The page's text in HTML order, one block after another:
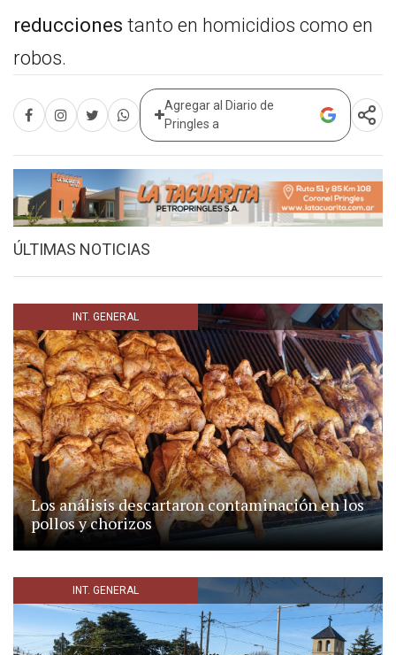
reducciones tanto en homicidios como en
robos.
Agregar al Diario de
Pringles a
ÚLTIMAS NOTICIAS
INT. GENERAL
Los análisis descartaron contaminación en los
pollos y chorizos
INT. GENERAL